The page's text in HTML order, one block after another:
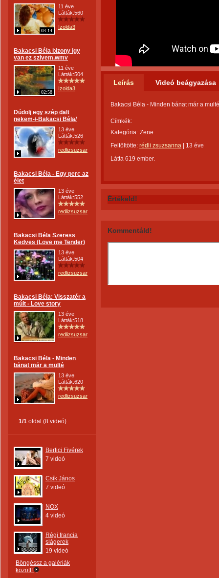
03:14
11 éve
Látták:560
Izolda3
Bakacsi Béla bizony igy
van ez szivem.wmv
02:58
11 éve
Látták:504
Izolda3
Dúdolj egy szép dalt
nekem-/-Bakacsi Béla/
13 éve
Látták:526
redlizsuzsanna
Bakacsi Béla - Egy perc az
élet
13 éve
Látták:552
redlizsuzsanna
Bakacsi Béla Szeress
Kedves (Love me Tender)
13 éve
Látták:504
redlizsuzsanna
Bakacsi Béla: Visszatér a
múlt - Love story
13 éve
Látták:518
redlizsuzsanna
Bakacsi Béla - Minden
bánat már a multé
13 éve
Látták:620
redlizsuzsanna
1/1 oldal (8 videó)
Bertici Fivérek
7 videó
Csík János
7 videó
NOX
4 videó
Régi francia
slágerek
19 videó
Böngéssz a galériák
között!
Leírás Videó beágyazása
Bakacsi Béla - Minden bánat már a multé
Címkék:
Kategória: Zene
Feltöltötte: rédli zsuzsanna
13 éve
Látta 619 ember.
Értékeld!
Kommentáld!